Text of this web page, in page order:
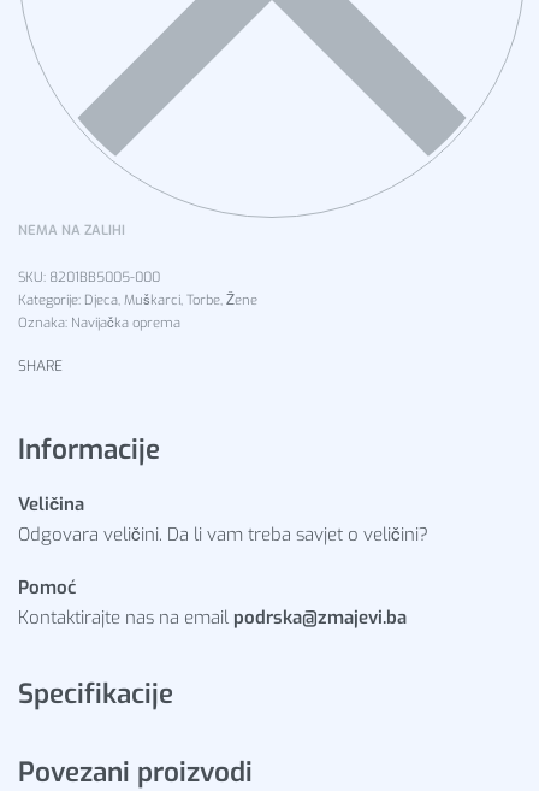
NEMA NA ZALIHI
8201BB5005-000
Kategorije: Djeca, Muškarci, Torbe, Žene
Oznaka: Navijačka oprema
SHARE
Informacije
Veličina
Odgovara veličini. Da li vam treba savjet o veličini?
Pomoć
Kontaktirajte nas na email podrska@zmajevi.ba
Specifikacije
Povezani proizvodi